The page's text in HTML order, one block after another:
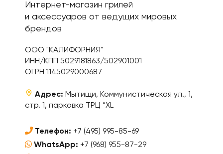
Интернет-магазин грилей
и аксессуаров от ведущих мировых
брендов
ООО "КАЛИФОРНИЯ"
ИНН/КПП 5029181863/502901001
ОГРН 1145029000687
Адрес: Мытищи, Коммунистическая ул., 1,
стр. 1, парковка ТРЦ “XL
Телефон: +7 (495) 995-85-69
WhatsApp: +7 (968) 955-87-29